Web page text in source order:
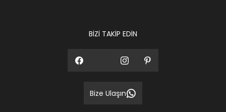
BİZİ TAKİP EDİN
Bize Ulaşın